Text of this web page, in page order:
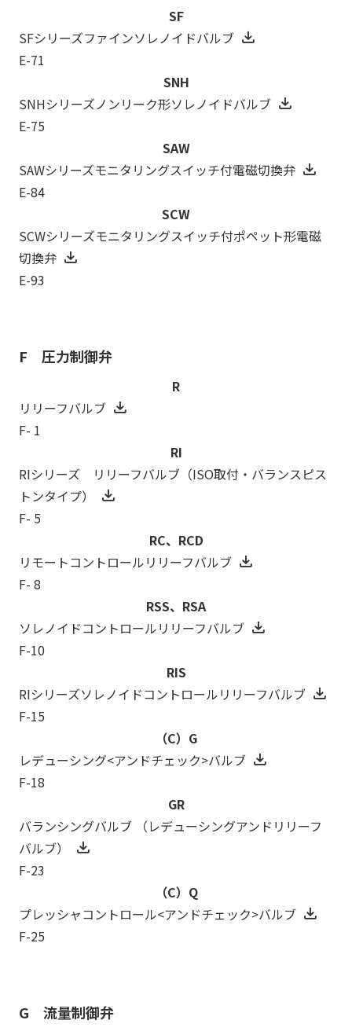
SF
SFシリーズファインソレノイドバルブ
E-71
SNH
SNHシリーズノンリーク形ソレノイドバルブ
E-75
SAW
SAWシリーズモニタリングスイッチ付電磁切換弁
E-84
SCW
SCWシリーズモニタリングスイッチ付ポペット形電磁
切換弁
E-93
F 圧力制御弁
R
リリーフバルブ
F- 1
RI
RIシリーズ リリーフバルブ（ISO取付・バランスピス
トンタイプ）
F- 5
RC、RCD
リモートコントロールリリーフバルブ
F- 8
RSS、RSA
ソレノイドコントロールリリーフバルブ
F-10
RIS
RIシリーズソレノイドコントロールリリーフバルブ
F-15
（C）G
レデューシング<アンドチェック>バルブ
F-18
GR
バランシングバルブ （レデューシングアンドリリーフ
バルブ）
F-23
（C）Q
プレッシャコントロール<アンドチェック>バルブ
F-25
G 流量制御弁